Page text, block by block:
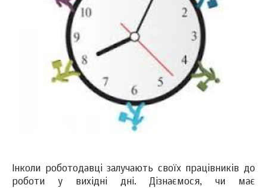
Інколи роботодавці залучають своїх працівників до
роботи у вихідні дні. Дізнаємося, чи має